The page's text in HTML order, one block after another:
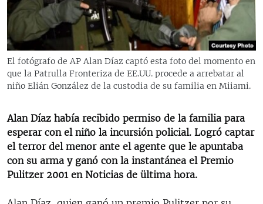
RADIO MARTÍ
ESPECIALES
ESPECIALES
LA REALIDAD DE LA VIVIENDA EN CUBA
KENTU-CUBANO
LOS SANTOS DE HIALEAH
DESINFORMACIÓN RUSA EN AMÉRICA LATINA
LA INVASIÓN DE RUSIA A UCRANIA
MULTIMEDIA
EDITORIALES
El fotógrafo de AP Alan Díaz captó esta foto del momento en
que la Patrulla Fronteriza de EE.UU. procede a arrebatar al
niño Elián González de la custodia de su familia en Miiami.
Alan Díaz había recibido permiso de la familia para
esperar con el niño la incursión policial. Logró captar
el terror del menor ante el agente que le apuntaba
con su arma y ganó con la instantánea el Premio
Pulitzer 2001 en Noticias de ültima hora.